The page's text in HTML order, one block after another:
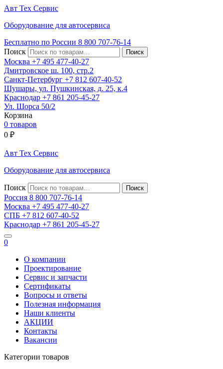
Авт Тех Сервис
Оборудование для автосервиса
Бесплатно по России 8 800 707-76-14
Поиск
Москва +7 495 477-40-27
Дмитровское ш. 100, стр.2
Санкт-Петербург +7 812 607-40-52
Шушары, ул. Пушкинская, д. 25, к.4
Краснодар +7 861 205-45-27
Ул. Щорса 50/2
Корзина
0 товаров
0 ₽
Авт Тех Сервис
Оборудование для автосервиса
Поиск
Россия 8 800 707-76-14
Москва +7 495 477-40-27
СПБ +7 812 607-40-52
Краснодар +7 861 205-45-27
0
О компании
Проектирование
Сервис и запчасти
Сертификаты
Вопросы и ответы
Полезная информация
Наши клиенты
АКЦИИ
Контакты
Вакансии
Категории товаров